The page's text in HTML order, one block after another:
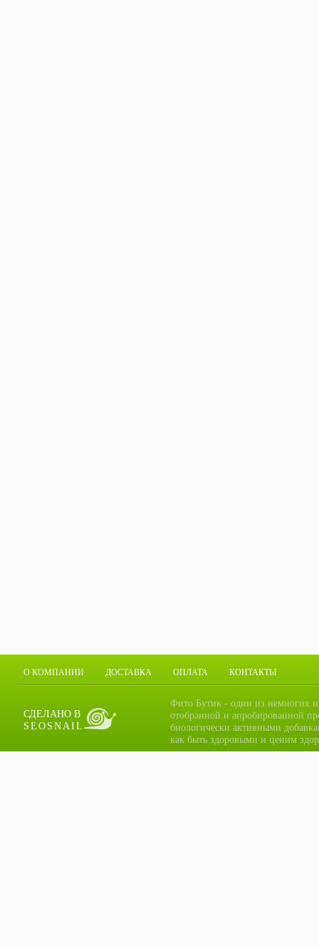
О КОМПАНИИ ДОСТАВКА ОПЛАТА КОНТАКТЫ
СДЕЛАНО В
SEOSNAIL
Фито Бутик - один из немногих
отобранной и апробированной
биологически активными
как быть здоровыми и ценим